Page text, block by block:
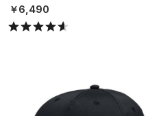
NISEX）
￥6,490